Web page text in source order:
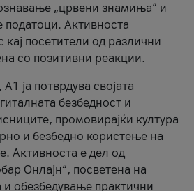
„црвени знамиња“ и
податоци. Активноста
кај посетители од различни
со позитивни реакции.
ја потврдува својата
безбедност и
промовирајќи култура
и безбедно користење на
Активноста е дел од
Онлајн“, посветена на
и обезбедување практични